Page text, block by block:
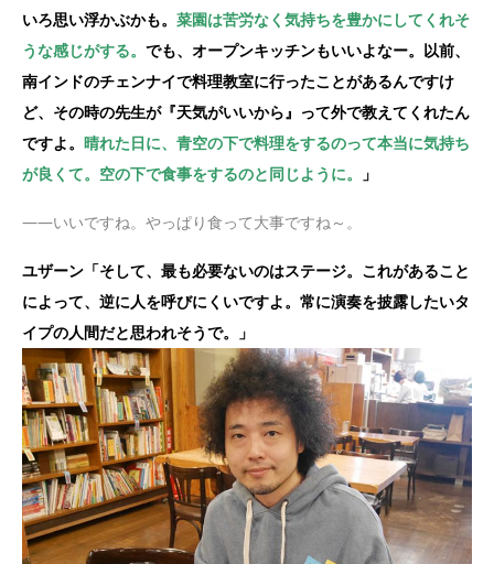
いろ思い浮かぶかも。 菜園は苦労なく気持ちを豊かにしてくれそ
うな感じがする。 でも、オープンキッチンもいいよなー。以前、
南インドのチェンナイで料理教室に行ったことがあるんですけ
ど、その時の先生が『天気がいいから』って外で教えてくれたん
ですよ。 晴れた日に、青空の下で料理をするのって本当に気持ち
が良くて。空の下で食事をするのと同じように。
」
——いいですね。やっぱり食って大事ですね～。
ユザーン「そして、最も必要ないのはステージ。これがあること
によって、逆に人を呼びにくいですよ。常に演奏を披露したいタ
イプの人間だと思われそうで。」